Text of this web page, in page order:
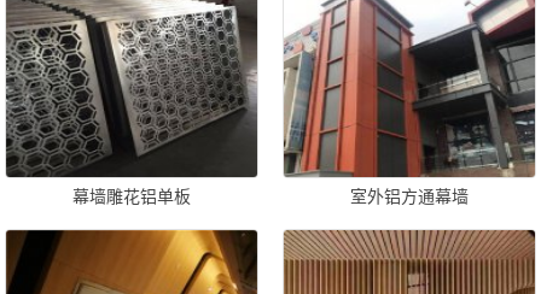
幕墙雕花铝单板 室外铝方通幕墙